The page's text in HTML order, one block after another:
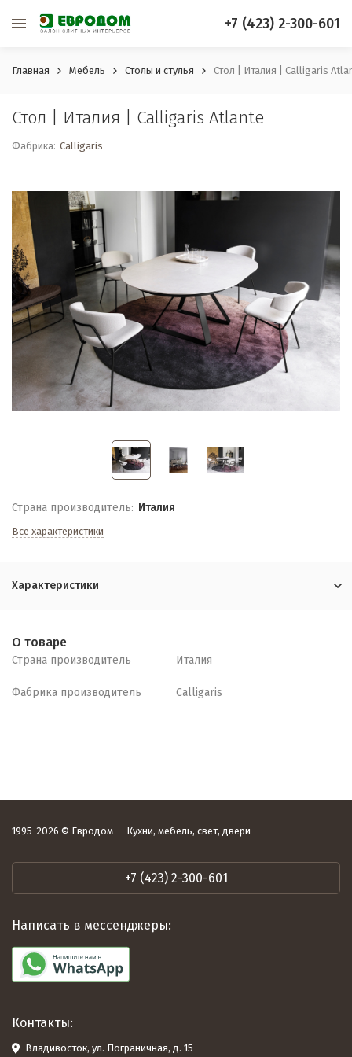
+7 (423) 2-300-601
Главная Мебель Столы и стулья Стол | Италия | Calligaris
Стол | Италия | Calligaris Atlante
Фабрика: Calligaris
Страна производитель: Италия
Все характеристики
Характеристики
О товаре
Страна производитель Италия
Фабрика производитель Calligaris
1995-2026 © Евродом — Кухни, мебель, свет, двери
+7 (423) 2-300-601
Написать в мессенджеры:
Контакты:
Владивосток, ул. Пограничная, д. 15